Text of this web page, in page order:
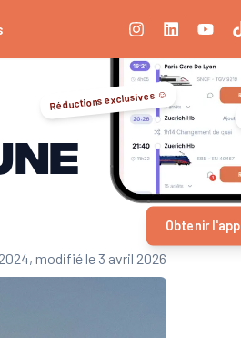
Réductions exclusives ☺️
Obtenir l'app
, modifié le 3 avril 2026